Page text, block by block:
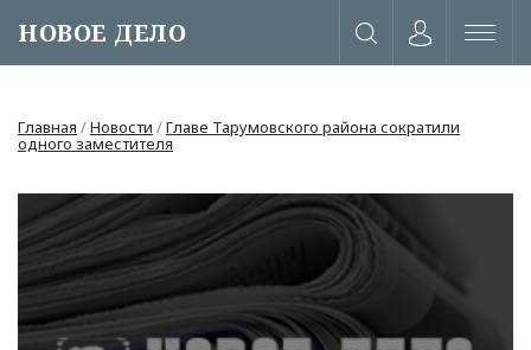
НОВОЕ ДЕЛО
Главная /Новости /Главе Тарумовского района сократили
одного заместителя